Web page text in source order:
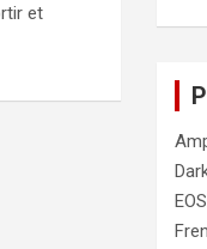
et